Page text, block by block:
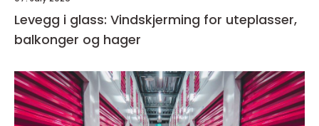
Levegg i glass: Vindskjerming for uteplasser,
balkonger og hager